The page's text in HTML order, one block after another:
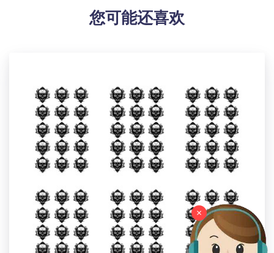
以及办公室、酒店、商铺等室内墙面，遮盖底盒，固定
设计提示：
印刷区域图片大小：429x 696 or Higher / 150dpi
温馨提示：
该图片展示效果仅供参考，最终效果以实物为准！由于
在微小色差、位置及大小等误差，如遇以上问题均属于
正常现象，将不予纳入售后处理范畴。
您可能还喜欢
×